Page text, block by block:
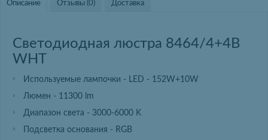
Описание Отзывы (0) Доставка
Светодиодная люстра 8464/4+4B
WHT
Используемые лампочки - LED - 152W+10W
Люмен - 11300 lm
Диапазон света - 3000-6000 K
Подсветка основания - RGB